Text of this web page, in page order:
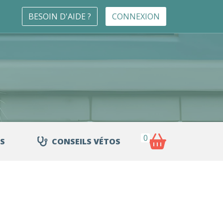
BESOIN D'AIDE ? CONNEXION
CONSEILS VÉTOS 0